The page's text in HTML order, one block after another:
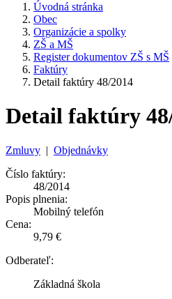
Úvodná stránka
Obec
Organizácie a spolky
ZŠ a MŠ
Register dokumentov ZŠ s MŠ
Faktúry
Detail faktúry 48/2014
Detail faktúry
Zmluvy | Objednávky
Číslo faktúry:
48/2014
Popis plnenia:
Mobilný telefón
Cena:
9,79 €
Odberateľ:
Základná škola